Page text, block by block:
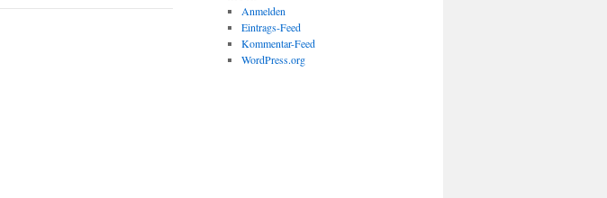
Anmelden
Eintrags-Feed
Kommentar-Feed
WordPress.org